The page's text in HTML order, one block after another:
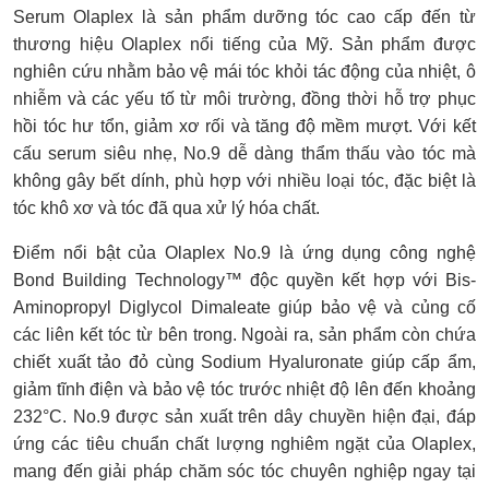
Serum Olaplex là sản phẩm dưỡng tóc cao cấp đến từ
thương hiệu Olaplex nổi tiếng của Mỹ. Sản phẩm được
nghiên cứu nhằm bảo vệ mái tóc khỏi tác động của nhiệt, ô
nhiễm và các yếu tố từ môi trường, đồng thời hỗ trợ phục
hồi tóc hư tổn, giảm xơ rối và tăng độ mềm mượt. Với kết
cấu serum siêu nhẹ, No.9 dễ dàng thẩm thấu vào tóc mà
không gây bết dính, phù hợp với nhiều loại tóc, đặc biệt là
tóc khô xơ và tóc đã qua xử lý hóa chất.
Điểm nổi bật của Olaplex No.9 là ứng dụng công nghệ
Bond Building Technology™ độc quyền kết hợp với Bis-
Aminopropyl Diglycol Dimaleate giúp bảo vệ và củng cố
các liên kết tóc từ bên trong. Ngoài ra, sản phẩm còn chứa
chiết xuất tảo đỏ cùng Sodium Hyaluronate giúp cấp ẩm,
giảm tĩnh điện và bảo vệ tóc trước nhiệt độ lên đến khoảng
232°C. No.9 được sản xuất trên dây chuyền hiện đại, đáp
ứng các tiêu chuẩn chất lượng nghiêm ngặt của Olaplex,
mang đến giải pháp chăm sóc tóc chuyên nghiệp ngay tại